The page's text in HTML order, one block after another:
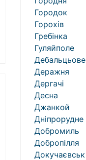
Городок
Горохів
Гребінка
Гуляйполе
Дебальцьове
Деражня
Дергачі
Десна
Джанкой
Дніпрорудне
Добромиль
Добропілля
Докучаєвськ